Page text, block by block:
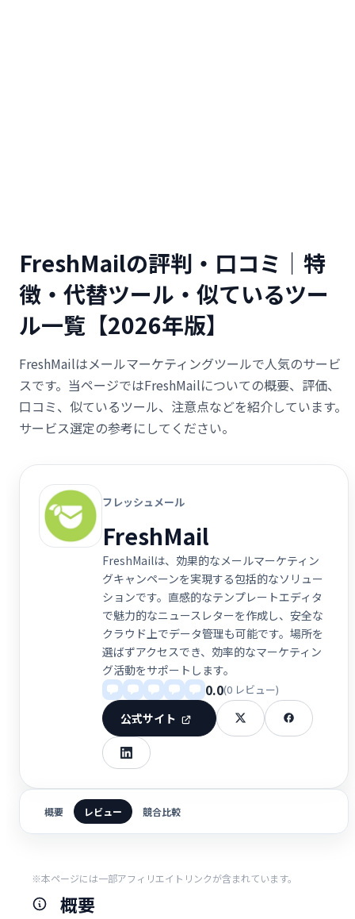
FreshMailの評判・口コミ｜特
徴・代替ツール・似ているツー
ル一覧【2026年版】
FreshMailはメールマーケティングツールで人気のサービ
スです。当ページではFreshMailについての概要、評価、
口コミ、似ているツール、注意点などを紹介しています。
サービス選定の参考にしてください。
フレッシュメール
FreshMail
FreshMailは、効果的なメールマーケティン
グキャンペーンを実現する包括的なソリュー
ションです。直感的なテンプレートエディタ
で魅力的なニュースレターを作成し、安全な
クラウド上でデータ管理も可能です。場所を
選ばずアクセスでき、効率的なマーケティン
グ活動をサポートします。
0.0(0 レビュー)
公式サイト
概要 レビュー 競合比較
※本ページには一部アフィリエイトリンクが含まれています。
概要